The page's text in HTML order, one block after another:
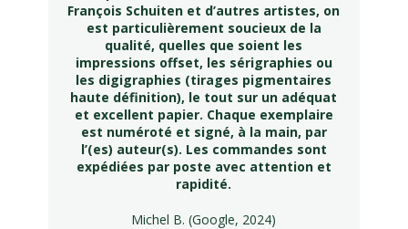
François Schuiten et d’autres artistes, on
est particulièrement soucieux de la
qualité, quelles que soient les
impressions offset, les sérigraphies ou
les digigraphies (tirages pigmentaires
haute définition), le tout sur un adéquat
et excellent papier. Chaque exemplaire
est numéroté et signé, à la main, par
l’(es) auteur(s). Les commandes sont
expédiées par poste avec attention et
rapidité.
Michel B. (Google, 2024)